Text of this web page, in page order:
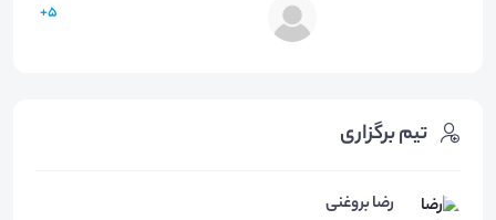
5+
تیم برگزاری
رضا بروغنی